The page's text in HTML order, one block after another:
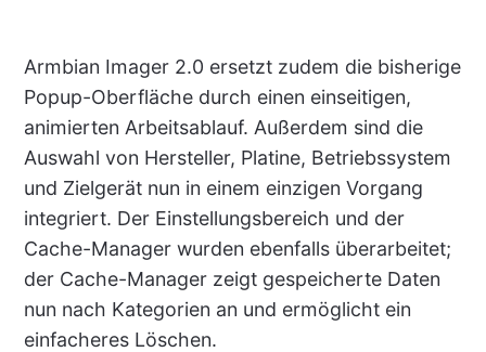
Armbian Imager 2.0 ersetzt zudem die bisherige
Popup-Oberfläche durch einen einseitigen,
animierten Arbeitsablauf. Außerdem sind die
Auswahl von Hersteller, Platine, Betriebssystem
und Zielgerät nun in einem einzigen Vorgang
integriert. Der Einstellungsbereich und der
Cache-Manager wurden ebenfalls überarbeitet;
der Cache-Manager zeigt gespeicherte Daten
nun nach Kategorien an und ermöglicht ein
einfacheres Löschen.